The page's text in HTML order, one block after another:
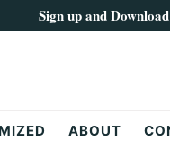
Sign up and
ABOUT